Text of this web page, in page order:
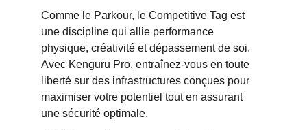
Comme le Parkour, le Competitive Tag est
une discipline qui allie performance
physique, créativité et dépassement de soi.
Avec Kenguru Pro, entraînez-vous en toute
liberté sur des infrastructures conçues pour
maximiser votre potentiel tout en assurant
une sécurité optimale.